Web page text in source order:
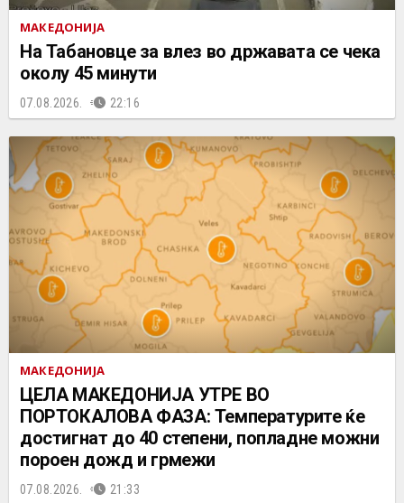
МАКЕДОНИЈА
На Табановце за влез во државата се чека
околу 45 минути
07.08.2026. 22:16
МАКЕДОНИЈА
ЦЕЛА МАКЕДОНИЈА УТРЕ ВО
ПОРТОКАЛОВА ФАЗА: Температурите ќе
достигнат до 40 степени, попладне можни
пороен дожд и грмежи
07.08.2026. 21:33